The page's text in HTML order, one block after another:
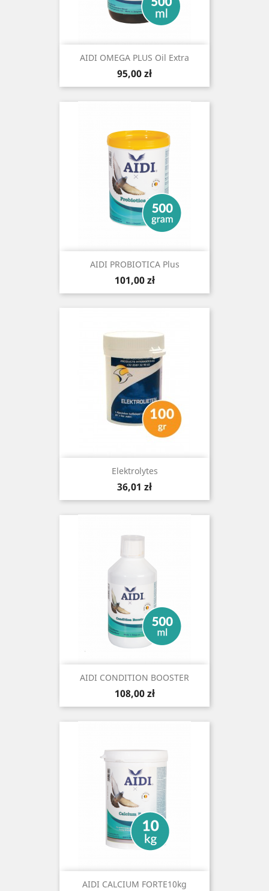
AIDI OMEGA PLUS Oil Extra
Cena
95,00 zł
AIDI PROBIOTICA Plus
Cena
101,00 zł
Elektrolytes
Cena
36,01 zł
AIDI CONDITION BOOSTER
Cena
108,00 zł
AIDI CALCIUM FORTE10kg